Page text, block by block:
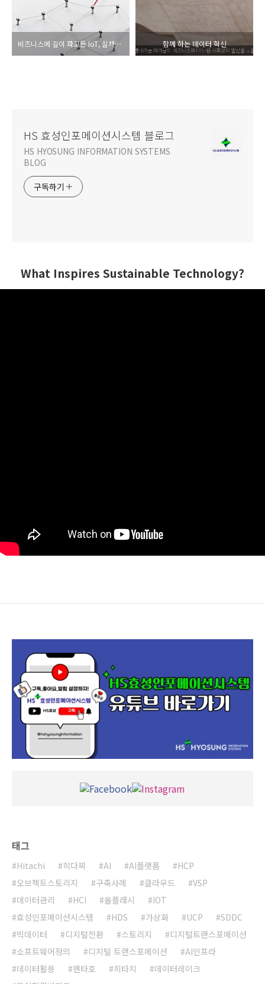
비즈니스에 깊이 파고든 IoT, 실체부터 궁금증까지 함께 하는 데이터 혁신
HS 효성인포메이션시스템 블로그
HS HYOSUNG INFORMATION SYSTEMS
BLOG
구독하기
What Inspires Sustainable Technology?
태그
Hitachi 히다찌 AI AI플랫폼
HCP
오브젝트스토리지
구축사례 클라우드
VSP
데이터관리
HCI 올플래시
IOT
효성인포메이션시스템
HDS 가상화 UCP
SDDC
빅데이터
디지털전환 스토리지
디지털트랜스포메이션
소프트웨어정의
디지털 트랜스포메이션
AI인프라
데이터활용
펜타호 히타치
데이터레이크